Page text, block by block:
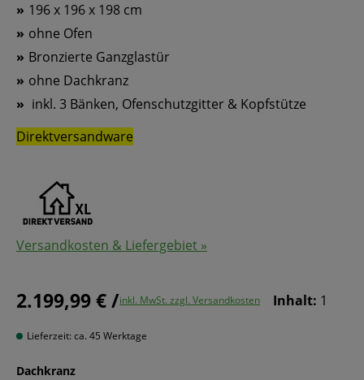
196 x 196 x 198 cm
ohne Ofen
Bronzierte Ganzglastür
ohne Dachkranz
inkl. 3 Bänken, Ofenschutzgitter & Kopfstütze
Direktversandware
Versandkosten & Liefergebiet »
2.199,99 € /inkl. MwSt. zzgl. Versandkosten Inhalt: 1
Lieferzeit: ca. 45 Werktage
Dachkranzauswählen